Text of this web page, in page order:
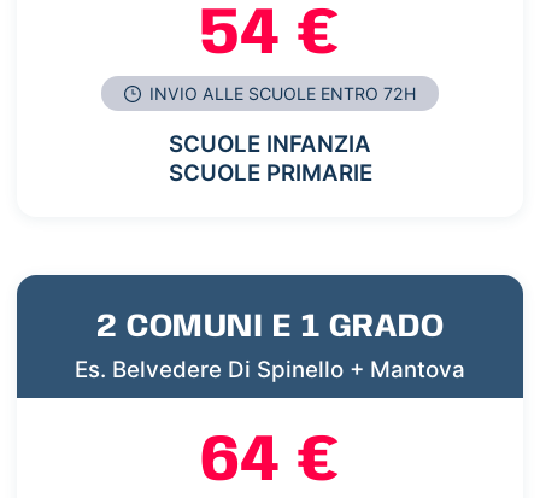
54 €
INVIO ALLE SCUOLE ENTRO 72H
SCUOLE INFANZIA
SCUOLE PRIMARIE
2 COMUNI E 1 GRADO
Es. Belvedere Di Spinello + Mantova
64 €